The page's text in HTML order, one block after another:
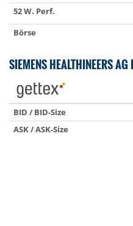
52 W. Perf.
Börse
SIEMENS HEALTHINEERS AG
BID / BID-Size
ASK / ASK-Size